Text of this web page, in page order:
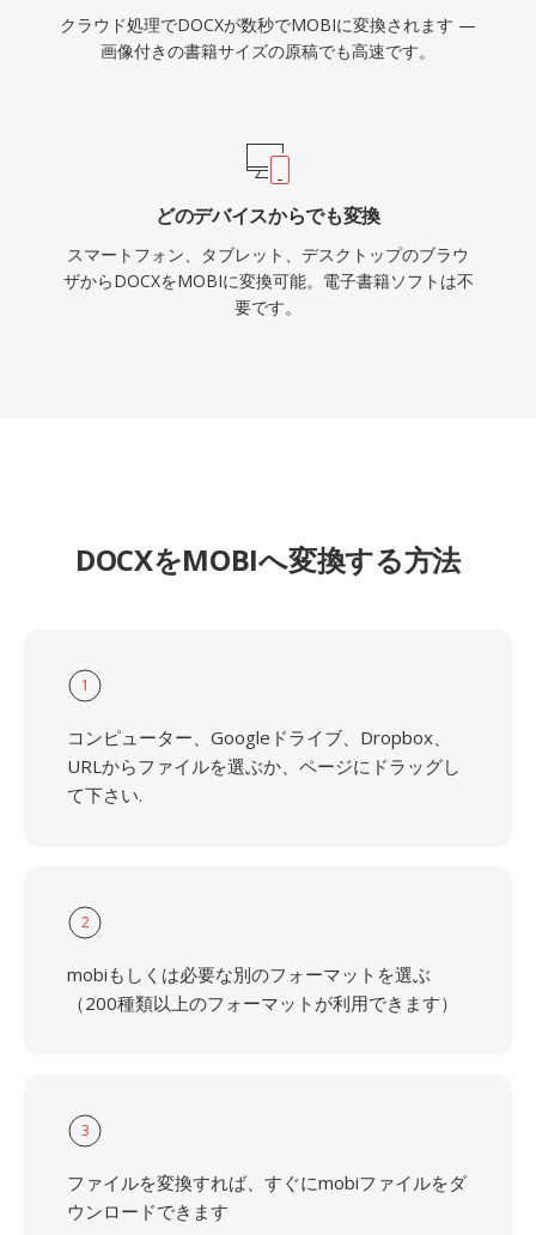
クラウド処理でDOCXが数秒でMOBIに変換されます —
画像付きの書籍サイズの原稿でも高速です。
どのデバイスからでも変換
スマートフォン、タブレット、デスクトップのブラウ
ザからDOCXをMOBIに変換可能。電子書籍ソフトは不
要です。
DOCXをMOBIへ変換する方法
1
コンピューター、Googleドライブ、Dropbox、
URLからファイルを選ぶか、ページにドラッグし
て下さい.
2
mobiもしくは必要な別のフォーマットを選ぶ
（200種類以上のフォーマットが利用できます）
3
ファイルを変換すれば、すぐにmobiファイルをダ
ウンロードできます